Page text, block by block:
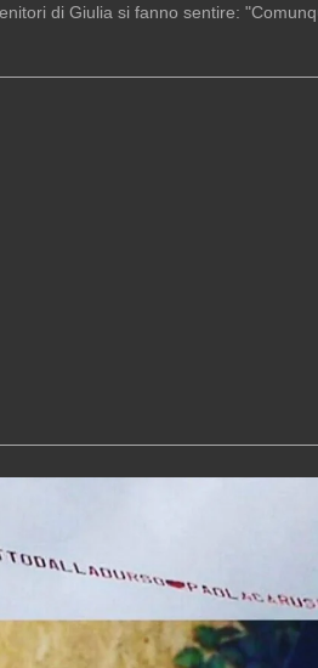
di Giulia si fanno sentire: